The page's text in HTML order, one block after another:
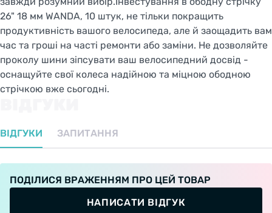
26" 18 мм WANDA, 10 штук, не тільки покращить
продуктивність вашого велосипеда, але й заощадить вам
час та гроші на часті ремонти або заміни. Не дозволяйте
проколу шини зіпсувати ваш велосипедний досвід -
оснащуйте свої колеса надійною та міцною ободною
стрічкою вже сьогодні.
ВІДГУКИ ЗАПИТАННЯ
ПОДІЛИСЯ ВРАЖЕННЯМ ПРО ЦЕЙ ТОВАР
НАПИСАТИ ВІДГУК